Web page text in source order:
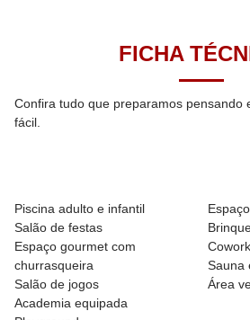
FICHA
Confira tudo que preparamos pensando
fácil.
Piscina adulto e infantil
Salão de festas
Espaço gourmet com
churrasqueira
Salão de jogos
Academia equipada
Sauna
Área